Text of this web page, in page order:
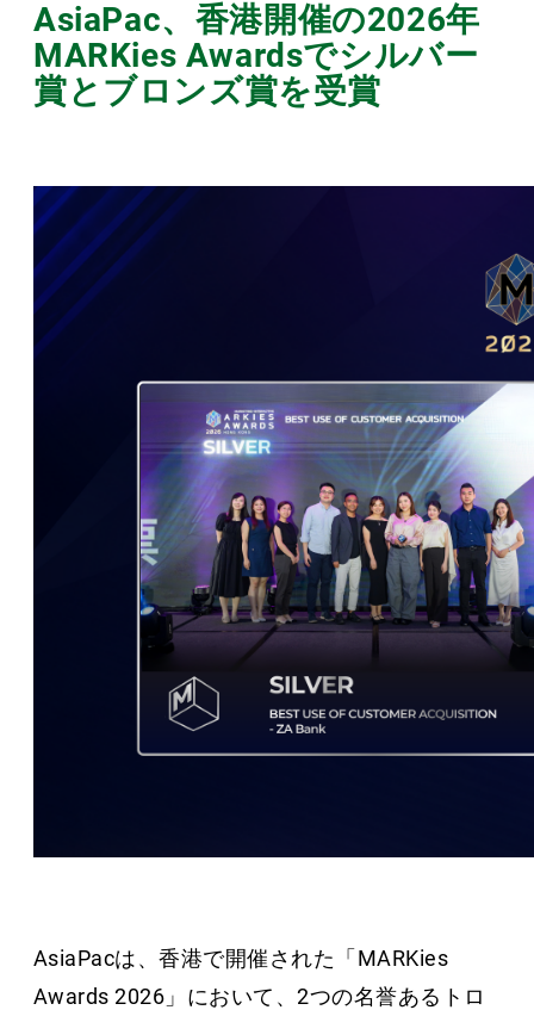
AsiaPac、香港開催の2026年
MARKies Awardsでシルバー
賞とブロンズ賞を受賞
AsiaPacは、香港で開催された「MARKies
Awards 2026」において、2つの名誉あるトロ